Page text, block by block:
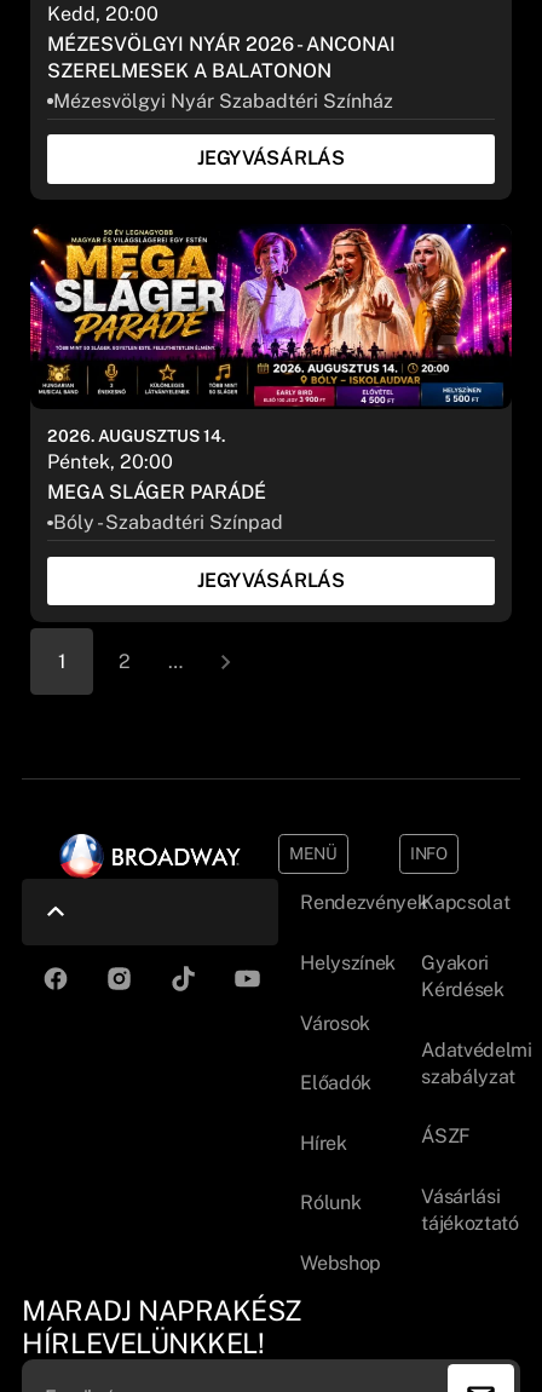
MÉZESVÖLGYI NYÁR 2026 - ANCONAI
SZERELMESEK A BALATONON
Mézesvölgyi Nyár Szabadtéri Színház
Kedd, 20:00
JEGYVÁSÁRLÁS
MEGA SLÁGER PARÁDÉ
Bóly - Szabadtéri Színpad
2026. AUGUSZTUS 14.
Péntek, 20:00
JEGYVÁSÁRLÁS
1 2 …
MENÜ
Rendezvények
Helyszínek
Városok
Előadók
Hírek
Rólunk
Webshop
INFO
Kapcsolat
Gyakori
Kérdések
Adatvédelmi
szabályzat
ÁSZF
Vásárlási
tájékoztató
MARADJ NAPRAKÉSZ
HÍRLEVELÜNKKEL!